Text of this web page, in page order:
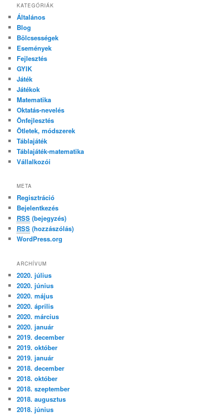
KATEGÓRIÁK
Általános
Blog
Bölcsességek
Események
Fejlesztés
GYIK
Játék
Játékok
Matematika
Oktatás-nevelés
Önfejlesztés
Ötletek, módszerek
Táblajáték
Táblajáték-matematika
Vállalkozói
META
Regisztráció
Bejelentkezés
RSS (bejegyzés)
RSS (hozzászólás)
WordPress.org
ARCHÍVUM
2020. július
2020. június
2020. május
2020. április
2020. március
2020. január
2019. december
2019. október
2019. január
2018. december
2018. október
2018. szeptember
2018. augusztus
2018. június